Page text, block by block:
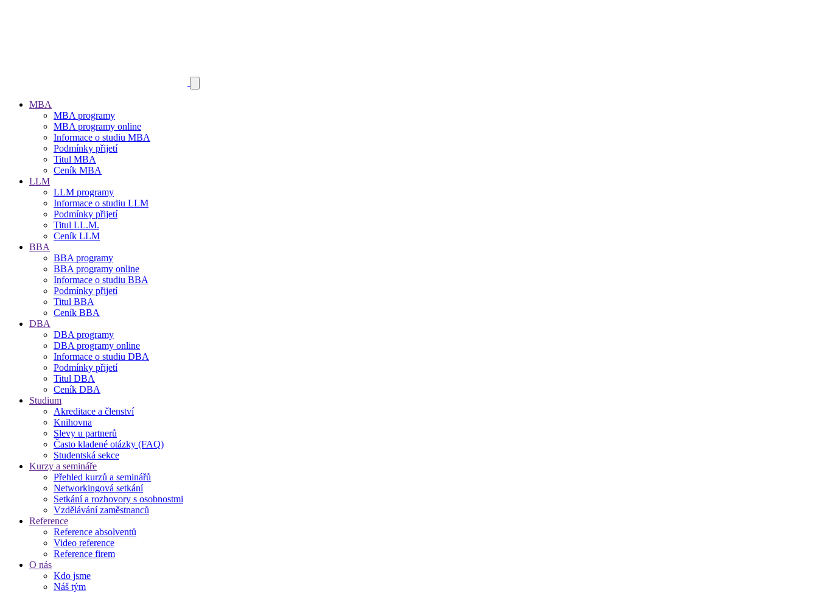
MBA
MBA programy
MBA programy online
Informace o studiu MBA
Podmínky přijetí
Titul MBA
Ceník MBA
LLM
LLM programy
Informace o studiu LLM
Podmínky přijetí
Titul LL.M.
Ceník LLM
BBA
BBA programy
BBA programy online
Informace o studiu BBA
Podmínky přijetí
Titul BBA
Ceník BBA
DBA
DBA programy
DBA programy online
Informace o studiu DBA
Podmínky přijetí
Titul DBA
Ceník DBA
Studium
Akreditace a členství
Knihovna
Slevy u partnerů
Často kladené otázky (FAQ)
Studentská sekce
Kurzy a semináře
Přehled kurzů a seminářů
Networkingová setkání
Setkání a rozhovory s osobnostmi
Vzdělávání zaměstnanců
Reference
Reference absolventů
Video reference
Reference firem
O nás
Kdo jsme
Náš tým